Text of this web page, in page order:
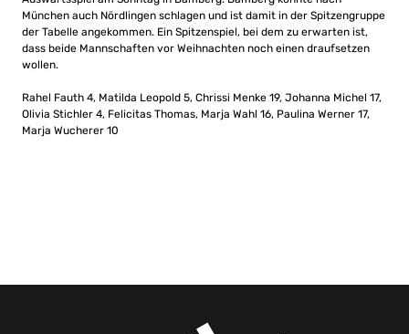
München auch Nördlingen schlagen und ist damit in der Spitzengruppe
der Tabelle angekommen. Ein Spitzenspiel, bei dem zu erwarten ist,
dass beide Mannschaften vor Weihnachten noch einen draufsetzen
wollen.
Rahel Fauth 4, Matilda Leopold 5, Chrissi Menke 19, Johanna Michel 17,
Olivia Stichler 4, Felicitas Thomas, Marja Wahl 16, Paulina Werner 17,
Marja Wucherer 10